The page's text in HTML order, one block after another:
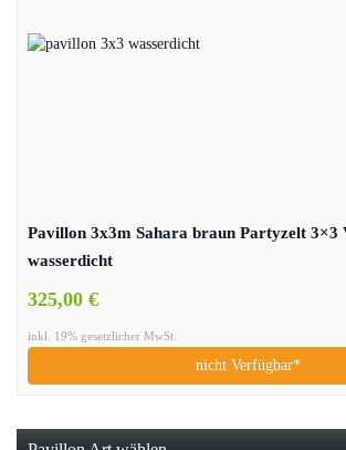
Pavillon 3x3m Sahara braun Partyzelt 3×3
wasserdicht
325,00 €
inkl. 19% gesetzlicher MwSt.
nicht Verfügbar*